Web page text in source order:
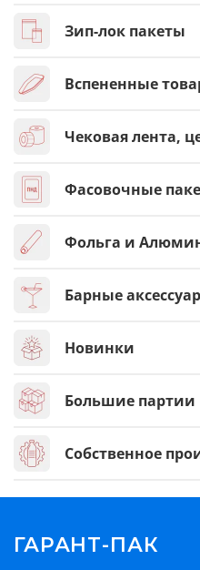
Зип-лок пакеты
Вспененные
Чековая лента,
Фасовочные
Фольга и
Барные
Новинки
Большие партии
Собственное
ГАРАНТ-ПАК